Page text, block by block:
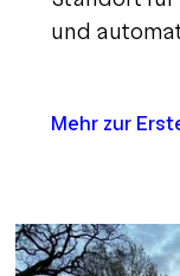
und
Mehr zur